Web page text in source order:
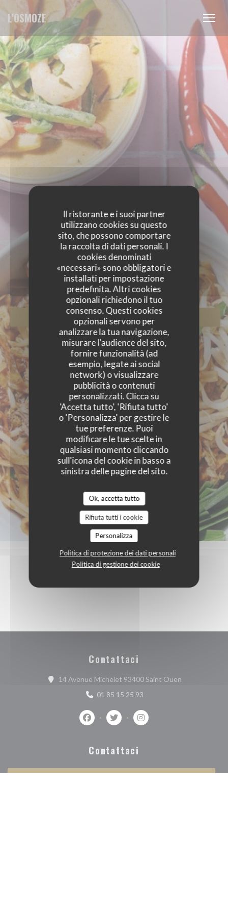
Personalizzazione delle tue scelte sui cookie
Il ristorante e i suoi partner
utilizzano cookies su questo
sito, che possono comportare
la raccolta di dati personali. I
cookies denominati
«necessari» sono obbligatori e
installati per impostazione
predefinita. Altri cookies
opzionali richiedono il tuo
consenso. Questi cookies
opzionali servono per
analizzare la tua navigazione,
misurare l'audience del sito,
fornire funzionalità (ad
esempio, legate ai social
network) o visualizzare
pubblicità o contenuti
personalizzati. Clicca su
'Accetta tutto', 'Rifiuta tutto'
o 'Personalizza' per gestire le
tue preferenze. Puoi
modificare le tue scelte in
qualsiasi momento cliccando
sull'icona del cookie in basso a
sinistra delle pagine del sito.
Ok, accetta tutto
Rifiuta tutti i cookie
Personalizza
Politica di protezione dei dati personali
Politica di gestione dei cookie
L'OSMOZE
FOTO
PRENOTA
Contattaci
14 Avenue Michelet 93400 Saint Ouen((apre una
01 85 15 25 93
Facebook ((apre una nuova finestra))
Twitter ((apre una nuova
Instagram ((apre una
Contattaci